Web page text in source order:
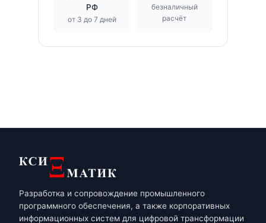
РФ
от 3 до 7 дней
безналичный
расчёт
Разработка и сопровождение промышленного
программного обеспечения, а также корпоративных
информационных систем для цифровой трансформации